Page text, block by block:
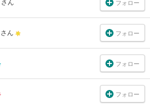
さん フォロー
さん フォロー
フォロー
フォロー